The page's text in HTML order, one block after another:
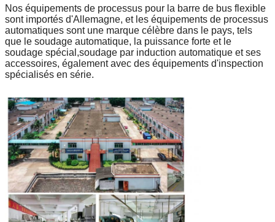
Nos équipements de processus pour la barre de bus flexible
sont importés d'Allemagne, et les équipements de processus
automatiques sont une marque célèbre dans le pays, tels
que le soudage automatique, la puissance forte et le
soudage spécial,soudage par induction automatique et ses
accessoires, également avec des équipements d'inspection
spécialisés en série.